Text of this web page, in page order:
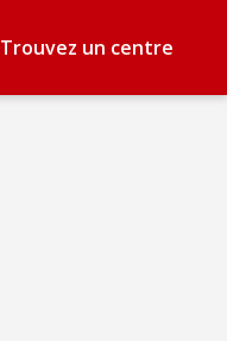
Trouvez un centre